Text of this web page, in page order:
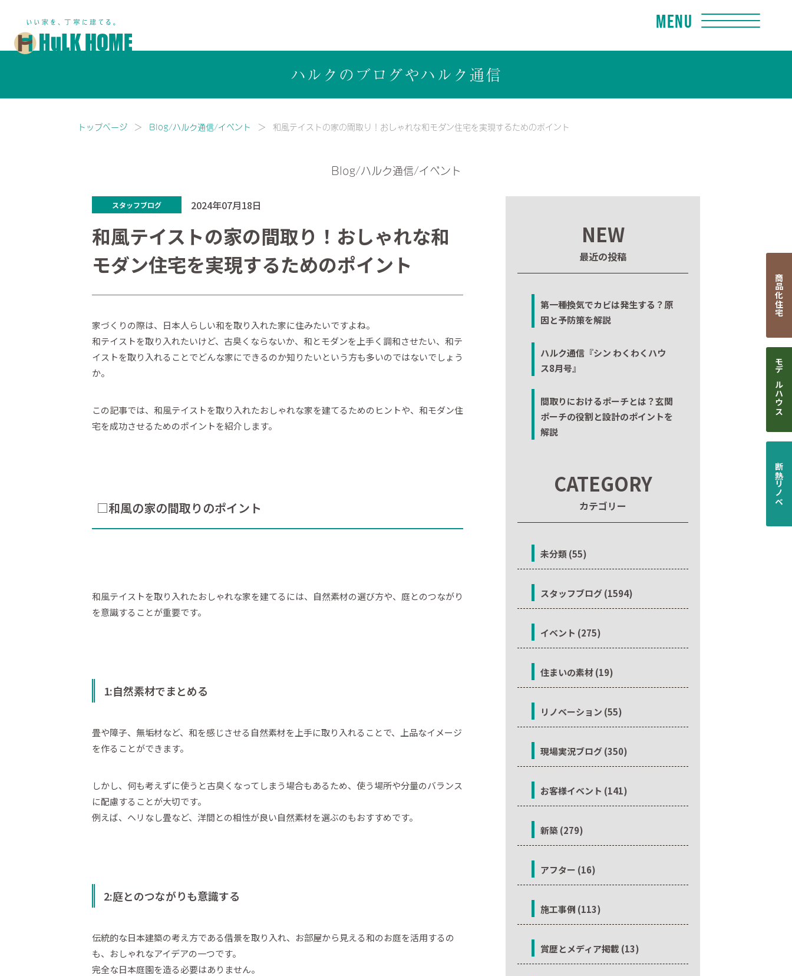
Menu
ハルクのブログやハルク通信
トップページ Blog/ハルク通信/イベント 和風テイストの家の間取り！おしゃれな和モダン住宅を実現するためのポイント
Blog/ハルク通信/イベント
スタッフブログ 2024年07月18日
和風テイストの家の間取り！おしゃれな和
モダン住宅を実現するためのポイント
家づくりの際は、日本人らしい和を取り入れた家に住みたいですよね。
和テイストを取り入れたいけど、古臭くならないか、和とモダンを上手く調和させたい、和テ
イストを取り入れることでどんな家にできるのか知りたいという方も多いのではないでしょう
か。
この記事では、和風テイストを取り入れたおしゃれな家を建てるためのヒントや、和モダン住
宅を成功させるためのポイントを紹介します。
□和風の家の間取りのポイント
和風テイストを取り入れたおしゃれな家を建てるには、自然素材の選び方や、庭とのつながり
を意識することが重要です。
1:自然素材でまとめる
畳や障子、無垢材など、和を感じさせる自然素材を上手に取り入れることで、上品なイメージ
を作ることができます。
しかし、何も考えずに使うと古臭くなってしまう場合もあるため、使う場所や分量のバランス
に配慮することが大切です。
例えば、ヘリなし畳など、洋間との相性が良い自然素材を選ぶのもおすすめです。
2:庭とのつながりも意識する
伝統的な日本建築の考え方である借景を取り入れ、お部屋から見える和のお庭を活用するの
も、おしゃれなアイデアの一つです。
完全な日本庭園を造る必要はありません。
NEW
最近の投稿
第一種換気でカビは発生する？原
因と予防策を解説
ハルク通信『シン わくわくハウ
ス8月号』
間取りにおけるポーチとは？玄関
ポーチの役割と設計のポイントを
解説
CATEGORY
カテゴリー
未分類 (55)
スタッフブログ (1594)
イベント (275)
住まいの素材 (19)
リノベーション (55)
現場実況ブログ (350)
お客様イベント (141)
新築 (279)
アフター (16)
施工事例 (113)
賞歴とメディア掲載 (13)
商品化住宅
モデルハウス
断熱リノベ